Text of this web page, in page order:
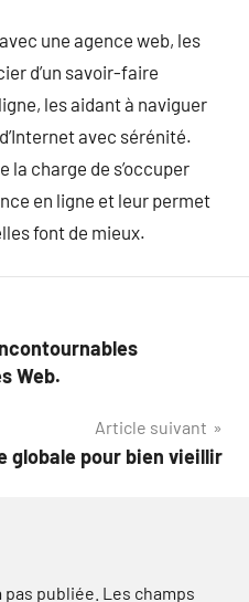
une agence web, les
d’un savoir-faire
les aidant à naviguer
avec sérénité.
la charge de s’occuper
en ligne et leur permet
font de mieux.
Web.
Article suivant
globale pour bien vieillir
publiée. Les champs